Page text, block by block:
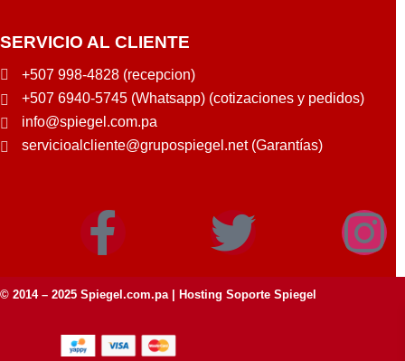
SERVICIO AL CLIENTE
+507 998-4828 (recepcion)
+507 6940-5745 (Whatsapp) (cotizaciones y pedidos)
info@spiegel.com.pa
servicioalcliente@grupospiegel.net (Garantías)
© 2014 – 2025 Spiegel.com.pa| Hosting Soporte Spiegel